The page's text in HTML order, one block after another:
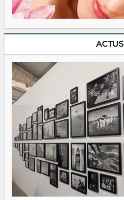
ACTUS